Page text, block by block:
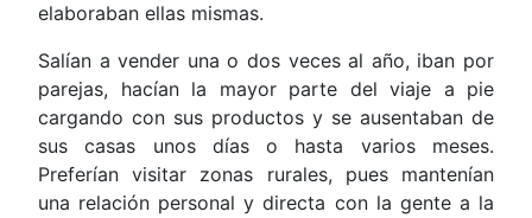
elaboraban ellas mismas.
Salían a vender una o dos veces al año, iban por
parejas, hacían la mayor parte del viaje a pie
cargando con sus productos y se ausentaban de
sus casas unos días o hasta varios meses.
Preferían visitar zonas rurales, pues mantenían
una relación personal y directa con la gente a la